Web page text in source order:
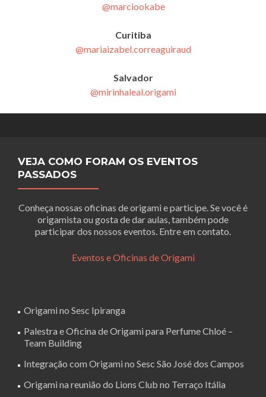
@marciookabe
Curitiba
@mariaizabel.correaguiraud
Salvador
@mirinhaleal.origami
VEJA COMO FORAM OS EVENTOS
PASSADOS
Conheça nossas oficinas de origami e participe. Se você é
origamista ou gosta de dar aulas, também pode
participar dos nossos eventos. Entre em contato.
Eventos e Oficinas de Origami
Origami no Sesc Ipiranga
Palestra e Oficina de Origami para Perfume Chloé –
Team Building
Integração com Origami no Sesc São José dos Campos
Origami na reunião do Lions Club no Terraço Itália